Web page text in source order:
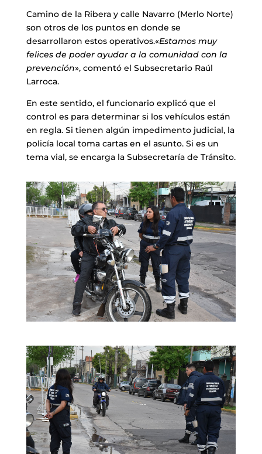
Camino de la Ribera y calle Navarro (Merlo Norte)
son otros de los puntos en donde se
desarrollaron estos operativos.«Estamos muy
felices de poder ayudar a la comunidad con la
prevención», comentó el Subsecretario Raúl
Larroca.
En este sentido, el funcionario explicó que el
control es para determinar si los vehículos están
en regla. Si tienen algún impedimento judicial, la
policía local toma cartas en el asunto. Si es un
tema vial, se encarga la Subsecretaría de Tránsito.